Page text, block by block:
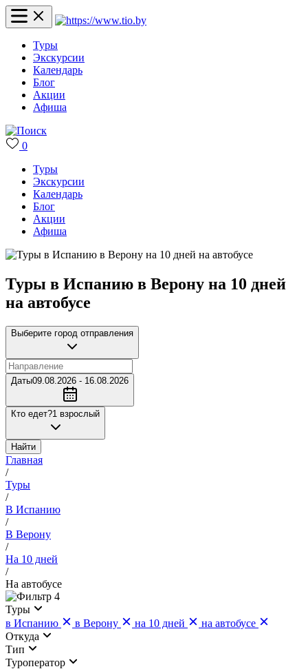
Туры
Экскурсии
Календарь
Блог
Акции
Афиша
0
Туры
Экскурсии
Календарь
Блог
Акции
Афиша
Туры в Испанию в Верону на 10 дней
на автобусе
Выберите город отправления
Даты09.08.2026 - 16.08.2026
Кто едет?1 взрослый
Найти
Главная
/
Туры
/
В Испанию
/
В Верону
/
На 10 дней
/
На автобусе
4
Туры
в Испанию
в Верону на 10 дней
на автобусе
Откуда
Тип
Туроператор